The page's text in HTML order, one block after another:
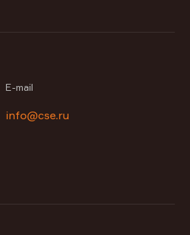
E-mail
info@cse.ru